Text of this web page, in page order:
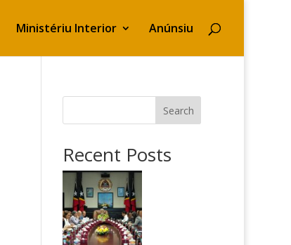
Ministériu Interior Anúnsiu
Search
Recent Posts